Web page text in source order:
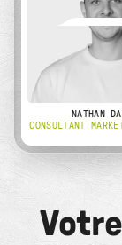
NATHAN
CONSULTANT